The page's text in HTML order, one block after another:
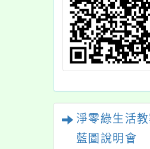
淨零綠生活
藍圖說明會